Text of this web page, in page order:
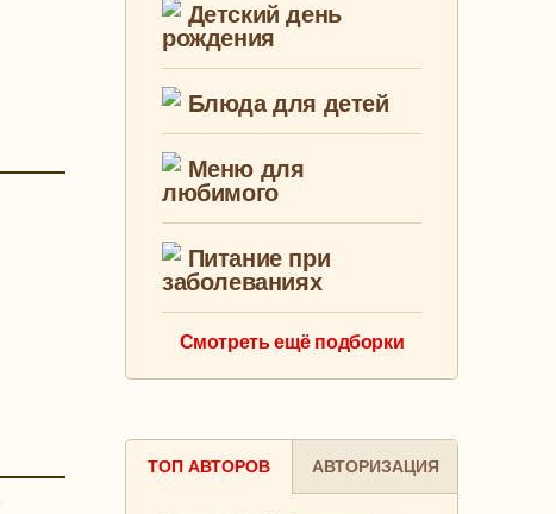
Детский день
рождения
Блюда для детей
Меню для
любимого
Питание при
заболеваниях
Смотреть ещё подборки
ТОП АВТОРОВ АВТОРИЗАЦИЯ